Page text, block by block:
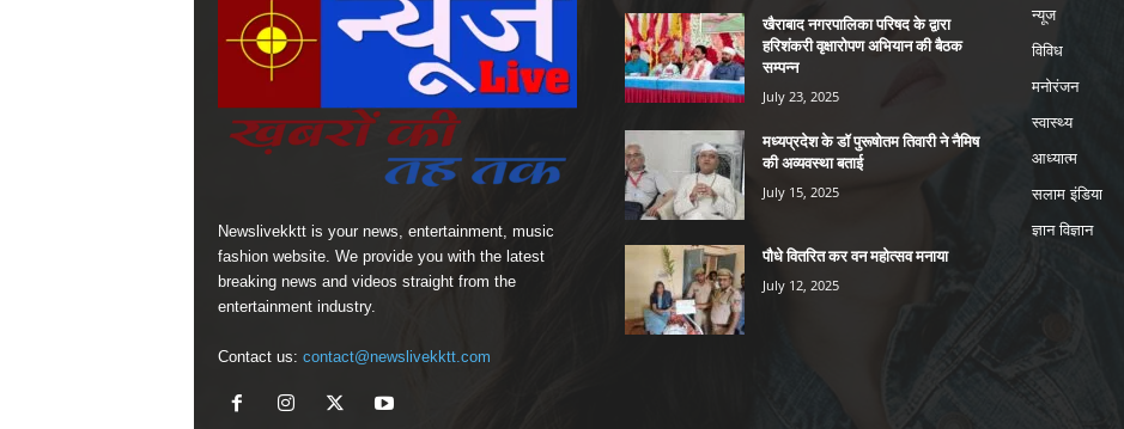
Newslivekktt is your news, entertainment, music
fashion website. We provide you with the latest
breaking news and videos straight from the
entertainment industry.
Contact us: contact@newslivekktt.com
खैराबाद नगरपालिका परिषद के द्वारा
हरिशंकरी वृक्षारोपण अभियान की बैठक
सम्पन्न
July 23, 2025
मध्यप्रदेश के डॉ पुरूषोतम तिवारी ने नैमिष
की अव्यवस्था बताई
July 15, 2025
पौधे वितरित कर वन महोत्सव मनाया
July 12, 2025
न्यूज
विविध
मनोरंजन
स्वास्थ्य
आध्यात्म
सलाम इंडिया
ज्ञान विज्ञान